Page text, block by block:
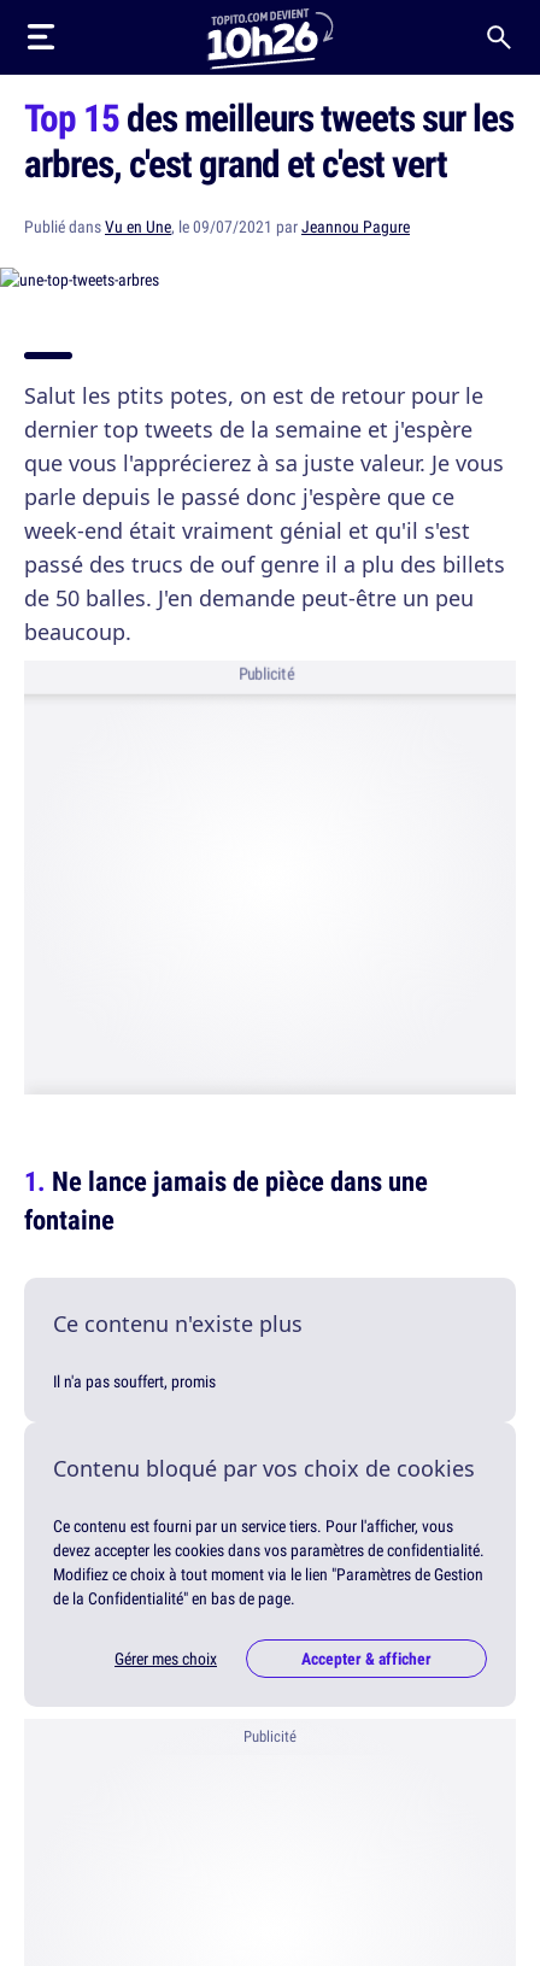
Top 15des meilleurs tweets sur les
arbres, c'est grand et c'est vert
Publié dansVu en Une, le 09/07/2021 parJeannou Pagure
Salut les ptits potes, on est de retour pour le
dernier top tweets de la semaine et j'espère
que vous l'apprécierez à sa juste valeur. Je vous
parle depuis le passé donc j'espère que ce
week-end était vraiment génial et qu'il s'est
passé des trucs de ouf genre il a plu des billets
de 50 balles. J'en demande peut-être un peu
beaucoup.
Publicité
Ne lance jamais de pièce dans une
fontaine
Ce contenu n'existe plus
Il n'a pas souffert, promis
Contenu bloqué par vos choix de cookies
Ce contenu est fourni par un service tiers. Pour l'afficher, vous
devez accepter les cookies dans vos paramètres de confidentialité.
Modifiez ce choix à tout moment via le lien "Paramètres de Gestion
de la Confidentialité" en bas de page.
Gérer mes choix Accepter & afficher
Publicité